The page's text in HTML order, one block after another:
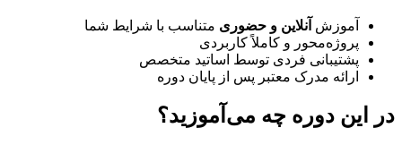
آموزش آنلاین و حضوری متناسب با شرایط شما
پروژه‌محور و کاملاً کاربردی
پشتیبانی فردی توسط اساتید متخصص
ارائه مدرک معتبر پس از پایان دوره
در این دوره چه می‌آموزید؟